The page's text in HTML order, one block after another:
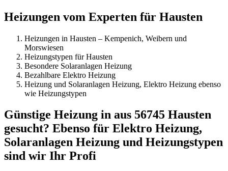
Heizungen vom Experten für Hausten
Heizungen in Hausten – Kempenich, Weibern und
Morswiesen
Heizungstypen für Hausten
Besondere Solaranlagen Heizung
Bezahlbare Elektro Heizung
Heizung und Solaranlagen Heizung, Elektro Heizung ebenso
wie Heizungstypen
Günstige Heizung in aus 56745 Hausten
gesucht? Ebenso für Elektro Heizung,
Solaranlagen Heizung und Heizungstypen
sind wir Ihr Profi